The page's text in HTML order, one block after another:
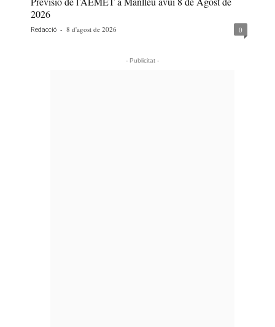
2026
Redacció - 8 d'agost de 2026 0
- Publicitat -